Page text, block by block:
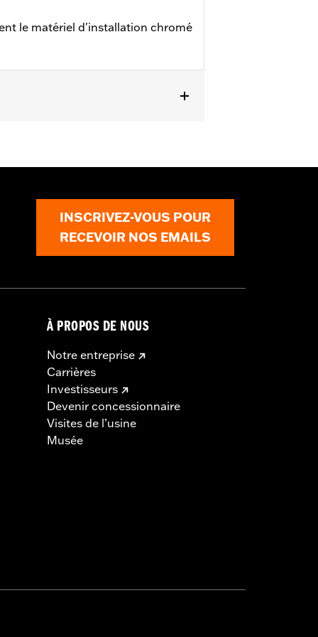
le matériel d'installation chromé
INSCRIVEZ-VOUS POUR
RECEVOIR NOS EMAILS
À PROPOS DE NOUS
Notre entreprise
Carrières
Investisseurs
Devenir concessionnaire
Visites de l’usine
Musée